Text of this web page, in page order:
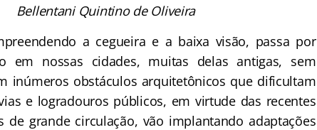
Bellentani Quintino de Oliveira
a cegueira e a baixa visão, passa por
em nossas cidades, muitas delas antigas, sem
inúmeros obstáculos arquitetônicos que dificultam
e logradouros públicos, em virtude das recentes
de grande circulação, vão implantando adaptações